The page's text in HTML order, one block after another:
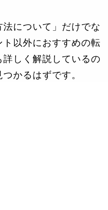
について」だけでな
ト以外におすすめの転
しく解説しているの
かるはずです。